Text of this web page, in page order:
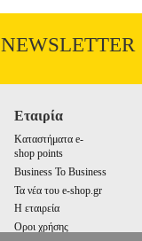
NEWSLETTER
Εταιρία
Καταστήματα e-
shop points
Business To Business
Τα νέα του e-shop.gr
Η εταιρεία
Οροι χρήσης